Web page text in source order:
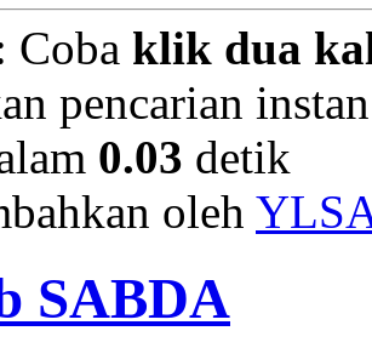
Coba klik dua
pencarian
0.03 detik
oleh
SABDA